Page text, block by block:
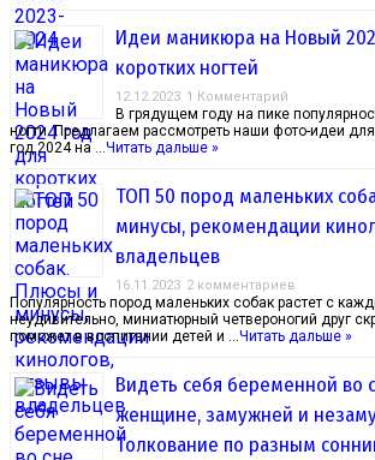
Идеи маникюра на Новый
коротких ногтей
12.12.2023 1 Комментарий
В грядущем году на пике
ногти. Предлагаем рассмотреть наши фото-идеи
год 2024 на …Читать дальше »
ТОП 50 пород маленьких
минусы, рекомендации
владельцев
16.11.2023 2 комментариев
Популярность пород маленьких собак растет с
неудивительно, миниатюрный четвероногий друг
поможет в воспитании детей и …Читать дальше »
Видеть себя беременной во
женщине, замужней и
Толкование по разным